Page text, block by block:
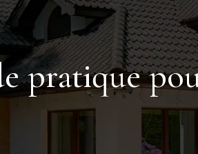
pratique